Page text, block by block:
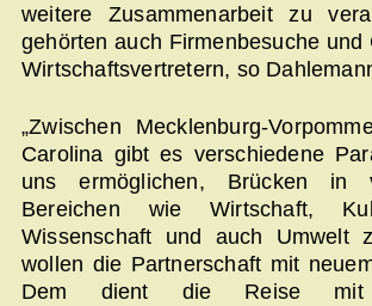
weitere Zusammenarbeit zu
gehörten auch Firmenbesuche und
Wirtschaftsvertretern, so
„Zwischen Mecklenburg-
Carolina gibt es verschiedene
uns ermöglichen, Brücken in
Bereichen wie Wirtschaft,
Wissenschaft und auch Umwelt
wollen die Partnerschaft mit
Dem dient die Reise mit